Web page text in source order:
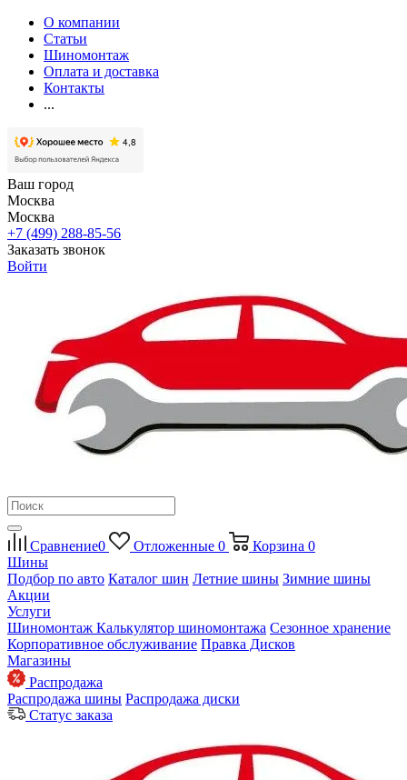
О компании
Статьи
Шиномонтаж
Оплата и доставка
Контакты
...
Ваш город
Москва
Москва
+7 (499) 288-85-56
Заказать звонок
Войти
Сравнение0 Отложенные 0 Корзина 0
Шины
Подбор по авто Каталог шин Летние шины Зимние шины
Акции
Услуги
Шиномонтаж Калькулятор шиномонтажа Сезонное хранение
Корпоративное обслуживание Правка Дисков
Магазины
Распродажа
Распродажа шины Распродажа диски
Статус заказа